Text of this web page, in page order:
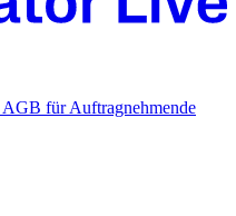
AGB für Auftragnehmende